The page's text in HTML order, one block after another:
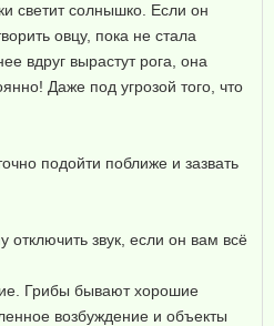
светит солнышко. Если он
овцу, пока не стала
вдруг вырастут рога, она
Даже под угрозой того, что
подойти поближе и зазвать
звук, если он вам всё
Грибы бывают хорошие
возбуждение и объекты